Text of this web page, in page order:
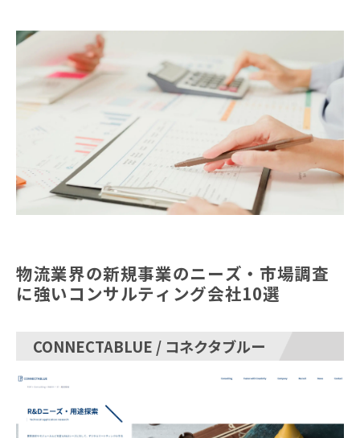
物流業界の新規事業のニーズ・市場調査
に強いコンサルティング会社10選
CONNECTABLUE / コネクタブルー